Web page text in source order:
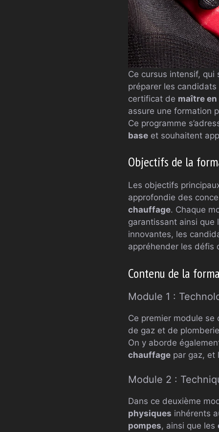
Ce cursus intensif,
préparer les
certificat de maître
assure une formation
Ce programme
base et souhaitent
Objectifs de la
Les objectifs
approfondie des
chauffage. Chaque
garantissant ainsi que
innovantes, les
appréhender les défis
Contenu de la
Module 1 :
Ce premier module
de gaz et de
On y aborde
chauffage par gaz, et
Module 2 :
Dans ce deuxième
physiques inhérents
pompes, ainsi que les